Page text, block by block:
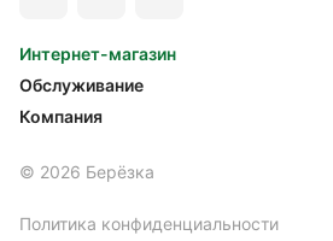
Интернет-магазин
Обслуживание
Компания
© 2026 Берёзка
Политика конфиденциальности